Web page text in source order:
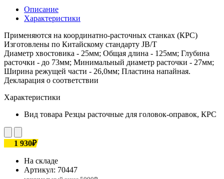
Описание
Характеристики
Применяются на координатно-расточных станках (КРС)
Изготовлены по Китайскому стандарту JB/T
Диаметр хвостовика - 25мм; Общая длина - 125мм; Глубина
расточки - до 73мм; Минимальный диаметр расточки - 27мм;
Ширина режущей части - 26,0мм; Пластина напайная.
Декларация о соответствии
Характеристики
Вид товара Резцы расточные для головок-оправок, КРС
1 930₽
На складе
Артикул: 70447